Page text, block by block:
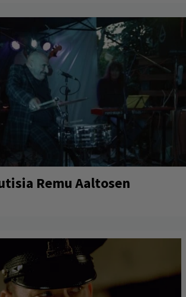
Remu Aaltosen